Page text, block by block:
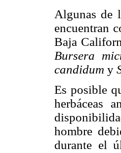
Algunas de
encuentran
Baja
Bursera
candidum y
Es posible
herbáceas
hombre
durante el